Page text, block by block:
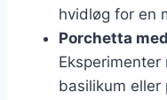
hvidløg for en
Porchetta
basilikum eller